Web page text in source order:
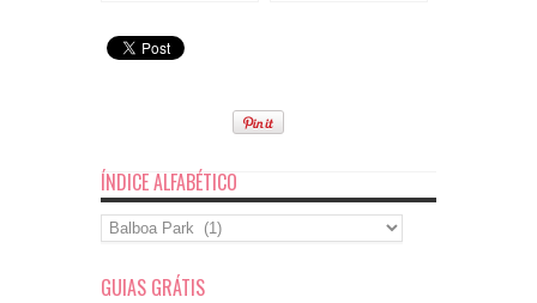
ÍNDICE ALFABÉTICO
Índice
Alfabético
GUIAS GRÁTIS